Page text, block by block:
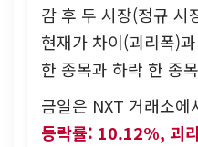
감 후 두 시장(정규 시
현재가 차이(괴리폭)
한 종목과 하락 한 종
금일은 NXT 거래소에
등락률: 10.12%, 괴